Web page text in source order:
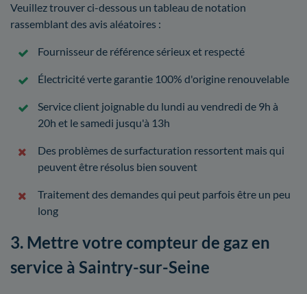
Veuillez trouver ci-dessous un tableau de notation
rassemblant des avis aléatoires :
Fournisseur de référence sérieux et respecté
Électricité verte garantie 100% d'origine renouvelable
Service client joignable du lundi au vendredi de 9h à
20h et le samedi jusqu'à 13h
Des problèmes de surfacturation ressortent mais qui
peuvent être résolus bien souvent
Traitement des demandes qui peut parfois être un peu
long
3. Mettre votre compteur de gaz en
service à Saintry-sur-Seine